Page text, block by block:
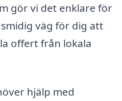
gör vi det enklare för
väg för dig att
offert från lokala
hjälp med